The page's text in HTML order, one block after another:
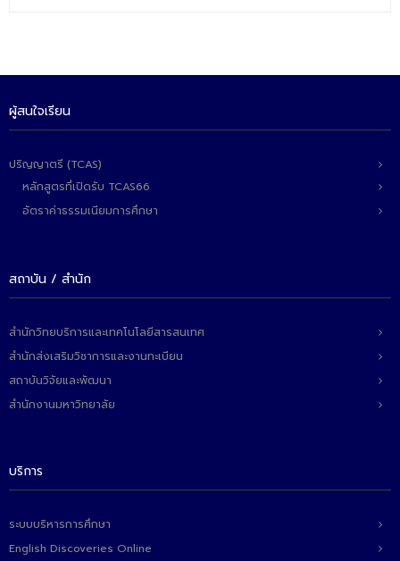
ศูนย์บริการ
- ศูนย์เครื่องมือปฏิบัติการวิทยาศาสตร์
- ศูนย์สิ่งแวดล้อม
ข่าว
- ข่าวประชาสัมพันธ์
- ข่าวประชาสัมพันธ์ภายนอก
วารสารคณะ
- ฐานข้อมูลงานวิจัย
ผู้สนใจเรียน
ปริญญาตรี (TCAS)
หลักสูตรที่เปิดรับ TCAS66
อัตราค่าธรรมเนียมการศึกษา
สถาบัน / สำนัก
สำนักวิทยบริการและเทคโนโลยีสารสนเทศ
สำนักส่งเสริมวิชาการและงานทะเบียน
สถาบันวิจัยและพัฒนา
สำนักงานมหาวิทยาลัย
บริการ
ระบบบริหารการศึกษา
English Discoveries Online